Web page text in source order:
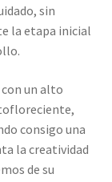
sin
la etapa inicial
con un alto
consigo una
la creatividad
de su